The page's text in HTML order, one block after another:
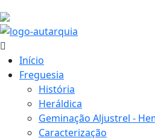
Início
Freguesia
História
Heráldica
Geminação Aljustrel -
Caracterização